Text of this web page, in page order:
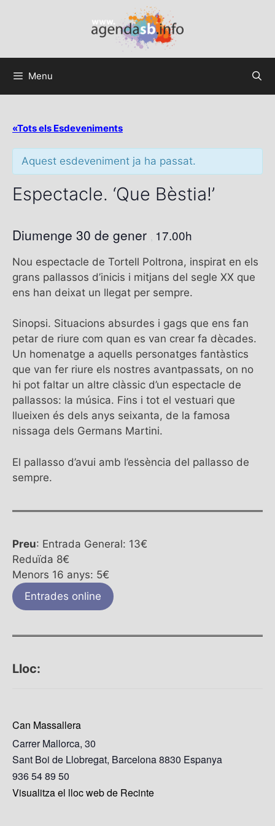
Menu
«Tots els Esdeveniments
Aquest esdeveniment ja ha passat.
Espectacle. ‘Que Bèstia!’
Diumenge 30 de gener 17.00h
Nou espectacle de Tortell Poltrona, inspirat en els
grans pallassos d’inicis i mitjans del segle XX que
ens han deixat un llegat per sempre.
Sinopsi. Situacions absurdes i gags que ens fan
petar de riure com quan es van crear fa dècades.
Un homenatge a aquells personatges fantàstics
que van fer riure els nostres avantpassats, on no
hi pot faltar un altre clàssic d’un espectacle de
pallassos: la música. Fins i tot el vestuari que
llueixen és dels anys seixanta, de la famosa
nissaga dels Germans Martini.
El pallasso d’avui amb l’essència del pallasso de
sempre.
Preu: Entrada General: 13€
Reduïda 8€
Menors 16 anys: 5€
Entrades online
Lloc:
Can Massallera
Carrer Mallorca, 30
Sant Boi de Llobregat, Barcelona8830 Espanya
936 54 89 50
Visualitza el lloc web de Recinte